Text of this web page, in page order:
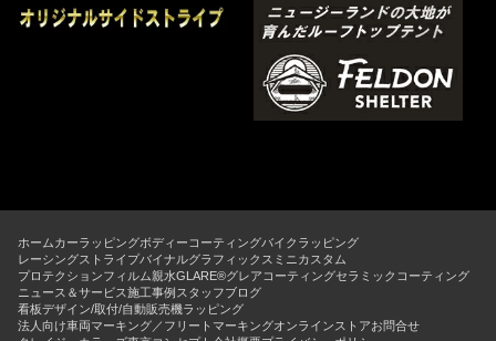
ホームカーラッピングボディーコーティングバイクラッピング
レーシングストライプバイナルグラフィックス ミニカスタム
プロテクションフィルム親水GLARE®グレアコーティングセラミックコーティング
ニュース＆サービス施工事例 スタッフブログ
看板デザイン/取付/自動販売機ラッピング
法人向け車両マーキング／フリートマーキングオンラインストアお問合せ